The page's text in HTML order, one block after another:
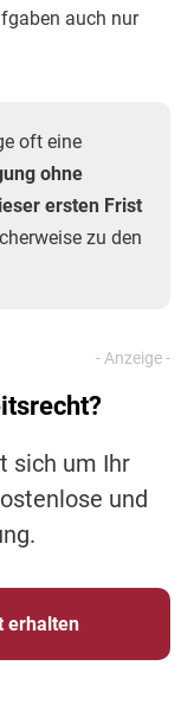
auch nur
oft eine
ohne
ersten Frist
zu den
sich um Ihr
und
erhalten